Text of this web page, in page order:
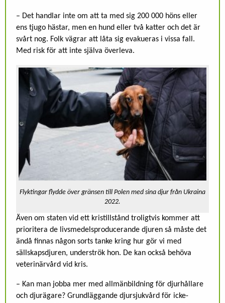
– Det handlar inte om att ta med sig 200 000 höns eller
ens tjugo hästar, men en hund eller två katter och det är
svårt nog. Folk vägrar att låta sig evakueras i vissa fall.
Med risk för att inte själva överleva.
Flyktingar flydde över gränsen till Polen med sina djur från Ukraina
2022.
Även om staten vid ett kristillstånd troligtvis kommer att
prioritera de livsmedelsproducerande djuren så måste det
ändå finnas någon sorts tanke kring hur gör vi med
sällskapsdjuren, underströk hon. De kan också behöva
veterinärvård vid kris.
– Kan man jobba mer med allmänbildning för djurhållare
och djurägare? Grundläggande djursjukvård för icke-